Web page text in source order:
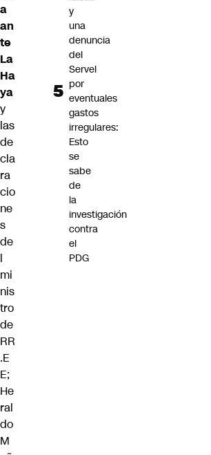
a
an
te
La
Ha
ya
y
las
de
cla
ra
cio
ne
s
de
l
mi
nis
tro
de
RR
.E
E;
He
ral
do
M
y
una
denuncia
del
Servel
por
eventuales
gastos
irregulares:
Esto
se
sabe
de
la
investigación
contra
el
PDG